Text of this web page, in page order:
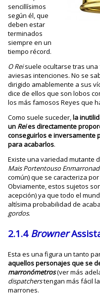
sencillísimos
según él, que
deben estar
terminados
siempre en un
tiempo récord.
O Reisuele ocultarse tras una
aviesas intenciones. No se
dirigido amablemente a sus
dice de ellos que son lobos
los más famosos Reyes que
Como suele suceder,la
un Reies directamente
conseguirlos e inversamente
para acabarlos.
Existe una variedad mutante
Mais Portentouso
común) que se caracteriza
Obviamente, estos sujetos
acepción) ya que todo el
altísima probabilidad de
gordos.
2.1.4Browner
Esta es una figura un tanto
aquellos personajes que se
marronómetros(ver más
dispatcherstengan más fácil
marrones.